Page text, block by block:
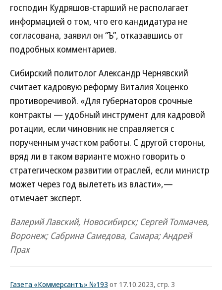
господин Кудряшов-старший не располагает
информацией о том, что его кандидатура не
согласована, заявил он “Ъ”, отказавшись от
подробных комментариев.
Сибирский политолог Александр Чернявский
считает кадровую реформу Виталия Хоценко
противоречивой. «Для губернаторов срочные
контракты — удобный инструмент для кадровой
ротации, если чиновник не справляется с
порученным участком работы. С другой стороны,
вряд ли в таком варианте можно говорить о
стратегическом развитии отраслей, если министр
может через год вылететь из власти»,—
отмечает эксперт.
Валерий Лавский, Новосибирск; Сергей Толмачев,
Воронеж; Сабрина Самедова, Самара; Андрей
Прах
Газета «Коммерсантъ» №193 от 17.10.2023, стр. 3